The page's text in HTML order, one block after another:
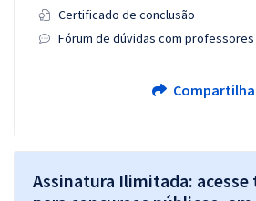
Certificado de conclusão
Fórum de dúvidas com professores
Assinatura Ilimitada: acesse